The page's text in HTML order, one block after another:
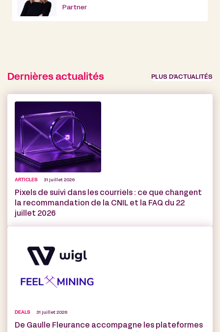
Partner
Dernières actualités PLUS D’ACTUALITÉS
ARTICLES 31 juillet 2026
Pixels de suivi dans les courriels : ce que changent
la recommandation de la CNIL et la FAQ du 22
juillet 2026
DEALS 31 juillet 2026
De Gaulle Fleurance accompagne les plateformes